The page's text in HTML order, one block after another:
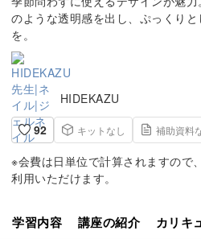
のような透明感を出し、ぷっくり
を。
HIDEKAZU
92
キットなし 補助資料
※会費は日単位で計算されますので
利用いただけます。
学習内容 講座の紹介 カリキ